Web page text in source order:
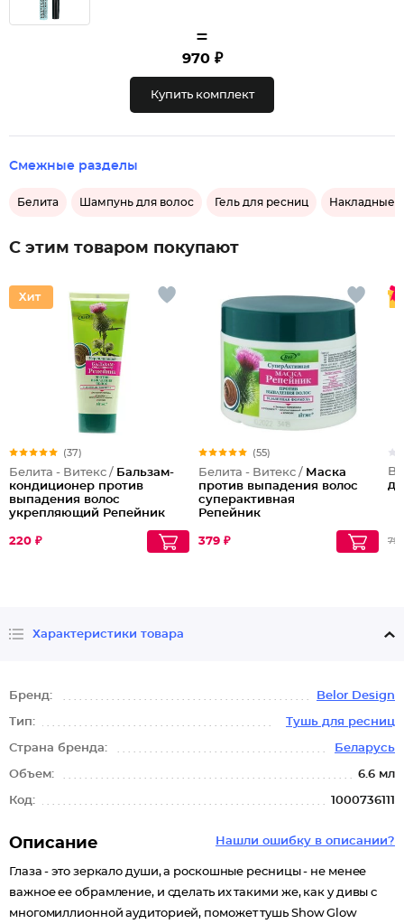
=
970 ₽
Купить комплект
Смежные разделы
Белита Шампунь для волос Гель для ресниц Накладные
С этим товаром покупают
(37)
Белита - Витекс / Бальзам-
кондиционер против
выпадения волос
укрепляющий Репейник
220 ₽
(55)
Белита - Витекс / Маска
против выпадения волос
суперактивная
Репейник
379 ₽ 799
Характеристики товара
Бренд: Belor Design
Тип: Тушь для ресниц
Страна бренда: Беларусь
Объем: 6.6 мл
Код: 1000736111
Нашли ошибку в описании?
Описание
Глаза - это зеркало души, а роскошные ресницы - не менее
важное ее обрамление, и сделать их такими же, как у дивы с
многомиллионной аудиторией, поможет тушь Show Glow